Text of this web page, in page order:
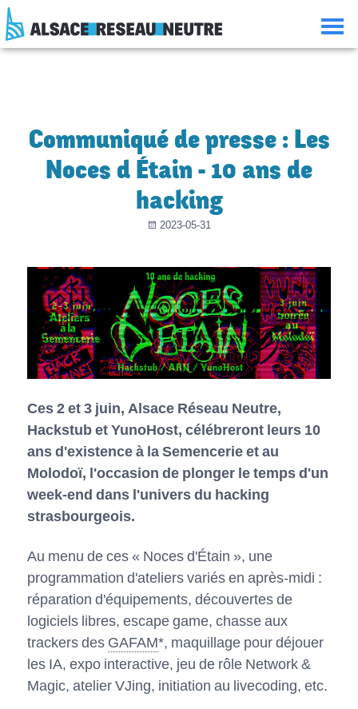
Aller
au
contenu
Aller
la
Aller
la
Consulter
le
plan
Communiqué de presse : Les
Noces d Étain - 10 ans de
hacking
2023-05-31
Ces 2 et 3 juin, Alsace Réseau Neutre,
Hackstub et YunoHost, célébreront leurs 10
ans d'existence à la Semencerie et au
Molodoï, l'occasion de plonger le temps d'un
week-end dans l'univers du hacking
strasbourgeois.
Au menu de ces « Noces d'Étain », une
programmation d'ateliers variés en après-midi :
réparation d'équipements, découvertes de
logiciels libres, escape game, chasse aux
trackers des GAFAM*, maquillage pour déjouer
les IA, expo interactive, jeu de rôle Network &
Magic, atelier VJing, initiation au livecoding, etc.